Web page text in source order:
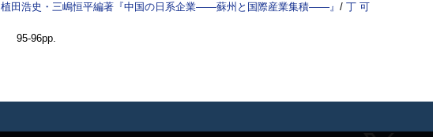
植田浩史・三嶋恒平編著『中国の日系企業――蘇州と国際産業集積――』 / 丁 可
95-96pp.